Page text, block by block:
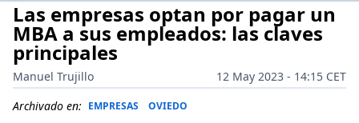
Las empresas optan por pagar un
MBA a sus empleados: las claves
principales
Manuel Trujillo
12 May 2023 - 14:15 CET
Archivado en: EMPRESAS OVIEDO